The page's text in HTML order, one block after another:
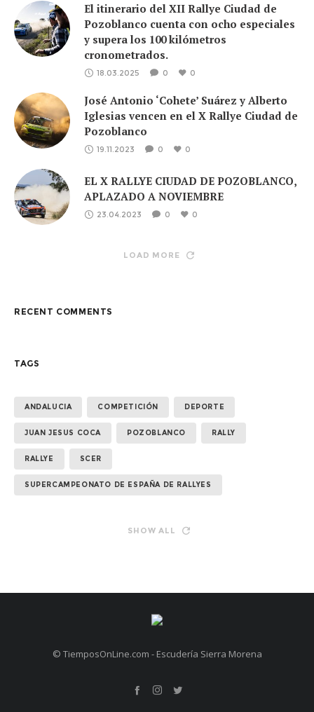
El itinerario del XII Rallye Ciudad de
Pozoblanco cuenta con ocho especiales
y supera los 100 kilómetros
cronometrados.
18.03.2025 0 0
José Antonio ‘Cohete’ Suárez y Alberto
Iglesias vencen en el X Rallye Ciudad de
Pozoblanco
19.11.2023 0 0
EL X RALLYE CIUDAD DE POZOBLANCO,
APLAZADO A NOVIEMBRE
23.04.2023 0 0
LOAD MORE
RECENT COMMENTS
TAGS
ANDALUCIA COMPETICIÓN DEPORTE
JUAN JESUS COCA POZOBLANCO RALLY
RALLYE SCER
SUPERCAMPEONATO DE ESPAÑA DE RALLYES
SHOW ALL
© TiemposOnLine.com - Escudería Sierra Morena